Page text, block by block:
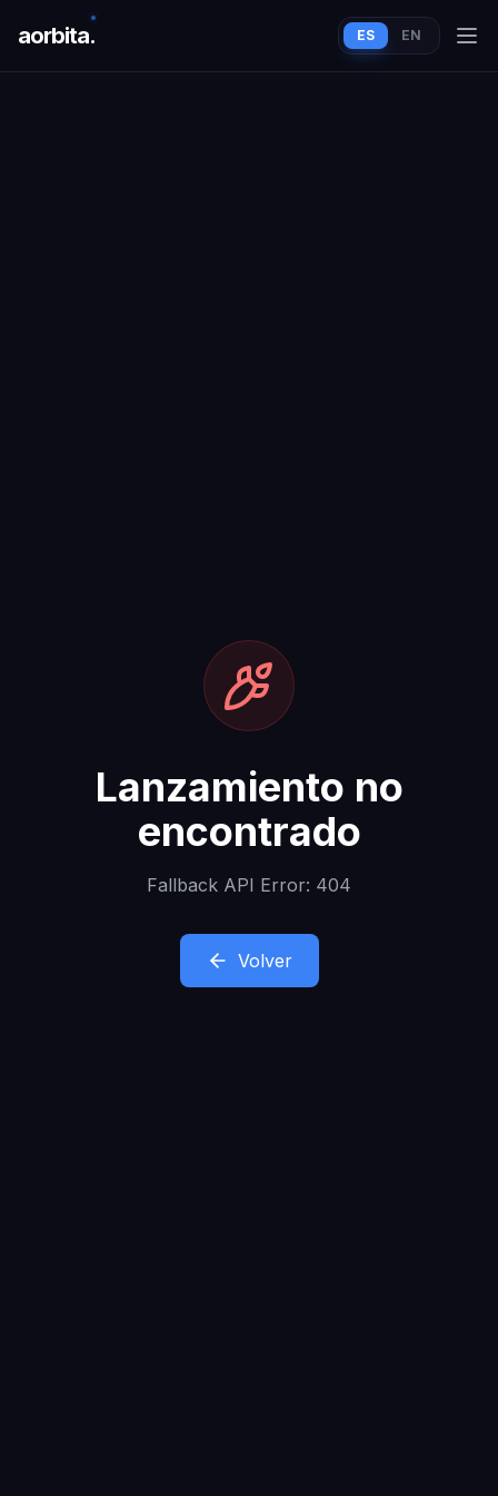
aorbita. ES EN
Lanzamiento no
encontrado
Fallback API Error: 404
Volver